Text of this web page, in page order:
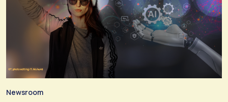
Newsroom